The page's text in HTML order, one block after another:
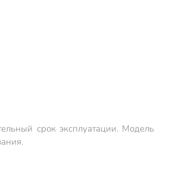
срок эксплуатации. Модель